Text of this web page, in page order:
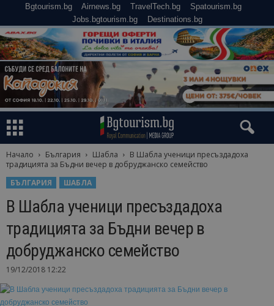
Bgtourism.bg Airnews.bg TravelTech.bg
Spatourism.bg
Jobs.bgtourism.bg
Destinations.bg
Начало България Шабла
В Шабла ученици пресъздадоха
традицията за Бъдни вечер в добруджанско семейство
БЪЛГАРИЯ
ШАБЛА
В Шабла ученици пресъздадоха
традицията за Бъдни вечер в
добруджанско семейство
19/12/2018 12:22